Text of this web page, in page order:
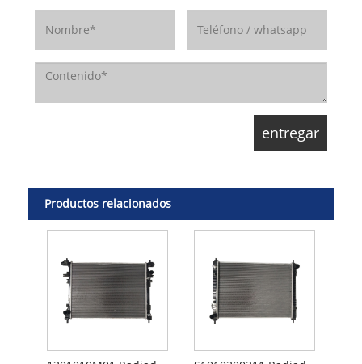
Productos relacionados